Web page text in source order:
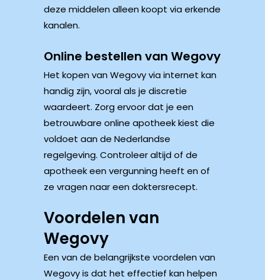
deze middelen alleen koopt via erkende
kanalen.
Online bestellen van Wegovy
Het kopen van Wegovy via internet kan
handig zijn, vooral als je discretie
waardeert. Zorg ervoor dat je een
betrouwbare online apotheek kiest die
voldoet aan de Nederlandse
regelgeving. Controleer altijd of de
apotheek een vergunning heeft en of
ze vragen naar een doktersrecept.
Voordelen van
Wegovy
Een van de belangrijkste voordelen van
Wegovy is dat het effectief kan helpen